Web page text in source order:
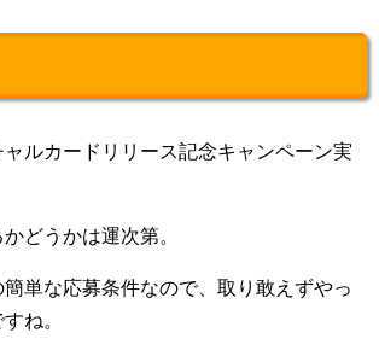
ャルカードリリース記念キャンペーン実
どうかは運次第。
単な応募条件なので、取り敢えずやっ
ね。